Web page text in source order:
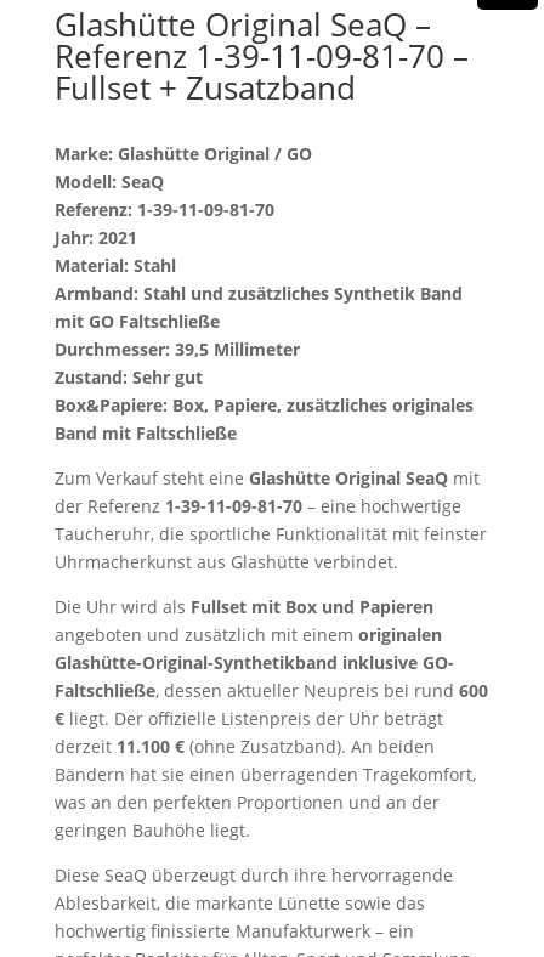
Glashütte Original SeaQ –
Referenz 1-39-11-09-81-70 –
Fullset + Zusatzband
Marke: Glashütte Original / GO
Modell: SeaQ
Referenz: 1-39-11-09-81-70
Jahr: 2021
Material: Stahl
Armband: Stahl und zusätzliches Synthetik Band
mit GO Faltschließe
Durchmesser: 39,5 Millimeter
Zustand: Sehr gut
Box&Papiere: Box, Papiere, zusätzliches originales
Band mit Faltschließe
Zum Verkauf steht eine Glashütte Original SeaQmit
der Referenz 1-39-11-09-81-70– eine hochwertige
Taucheruhr, die sportliche Funktionalität mit feinster
Uhrmacherkunst aus Glashütte verbindet.
Die Uhr wird als Fullset mit Box und Papieren
angeboten und zusätzlich mit einem originalen
Glashütte-Original-Synthetikband inklusive GO-
Faltschließe, dessen aktueller Neupreis bei rund 600
€liegt. Der offizielle Listenpreis der Uhr beträgt
derzeit 11.100 €(ohne Zusatzband). An beiden
Bändern hat sie einen überragenden Tragekomfort,
was an den perfekten Proportionen und an der
geringen Bauhöhe liegt.
Diese SeaQ überzeugt durch ihre hervorragende
Ablesbarkeit, die markante Lünette sowie das
hochwertig finissierte Manufakturwerk – ein